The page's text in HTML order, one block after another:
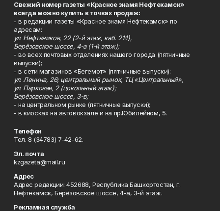
Свежий номер газеты «Красное знамя Нефтекамск»
всегда можно купить в точках продаж:
- в редакции газеты «Красное знамя Нефтекамск» по
адресам:
ул. Нефтяников, 22 (2-й этаж, каб. 214),
Берёзовское шоссе, 4-а (1-й этаж);
- во всех почтовых отделениях нашего города (пятничные
выпуски);
- в сети магазинов «Бегемот» (пятничные выпуски):
ул. Ленина, 26; центральный рынок, ТЦ «Центральный»,
ул. Парковая, 2 (цокольный этаж);
Берёзовское шоссе, 3-в;
- на центральном рынке (пятничные выпуски);
- в киосках на автовокзале и на пр.Юбилейном, 5.
Телефон
Тел. 8 (34783) 7-42-62.
Эл. почта
kzgazeta@mail.ru
Адрес
Адрес редакции: 452688, Республика Башкортостан, г.
Нефтекамск, Берёзовское шоссе, 4-а, 3-й этаж.
Рекламная служба